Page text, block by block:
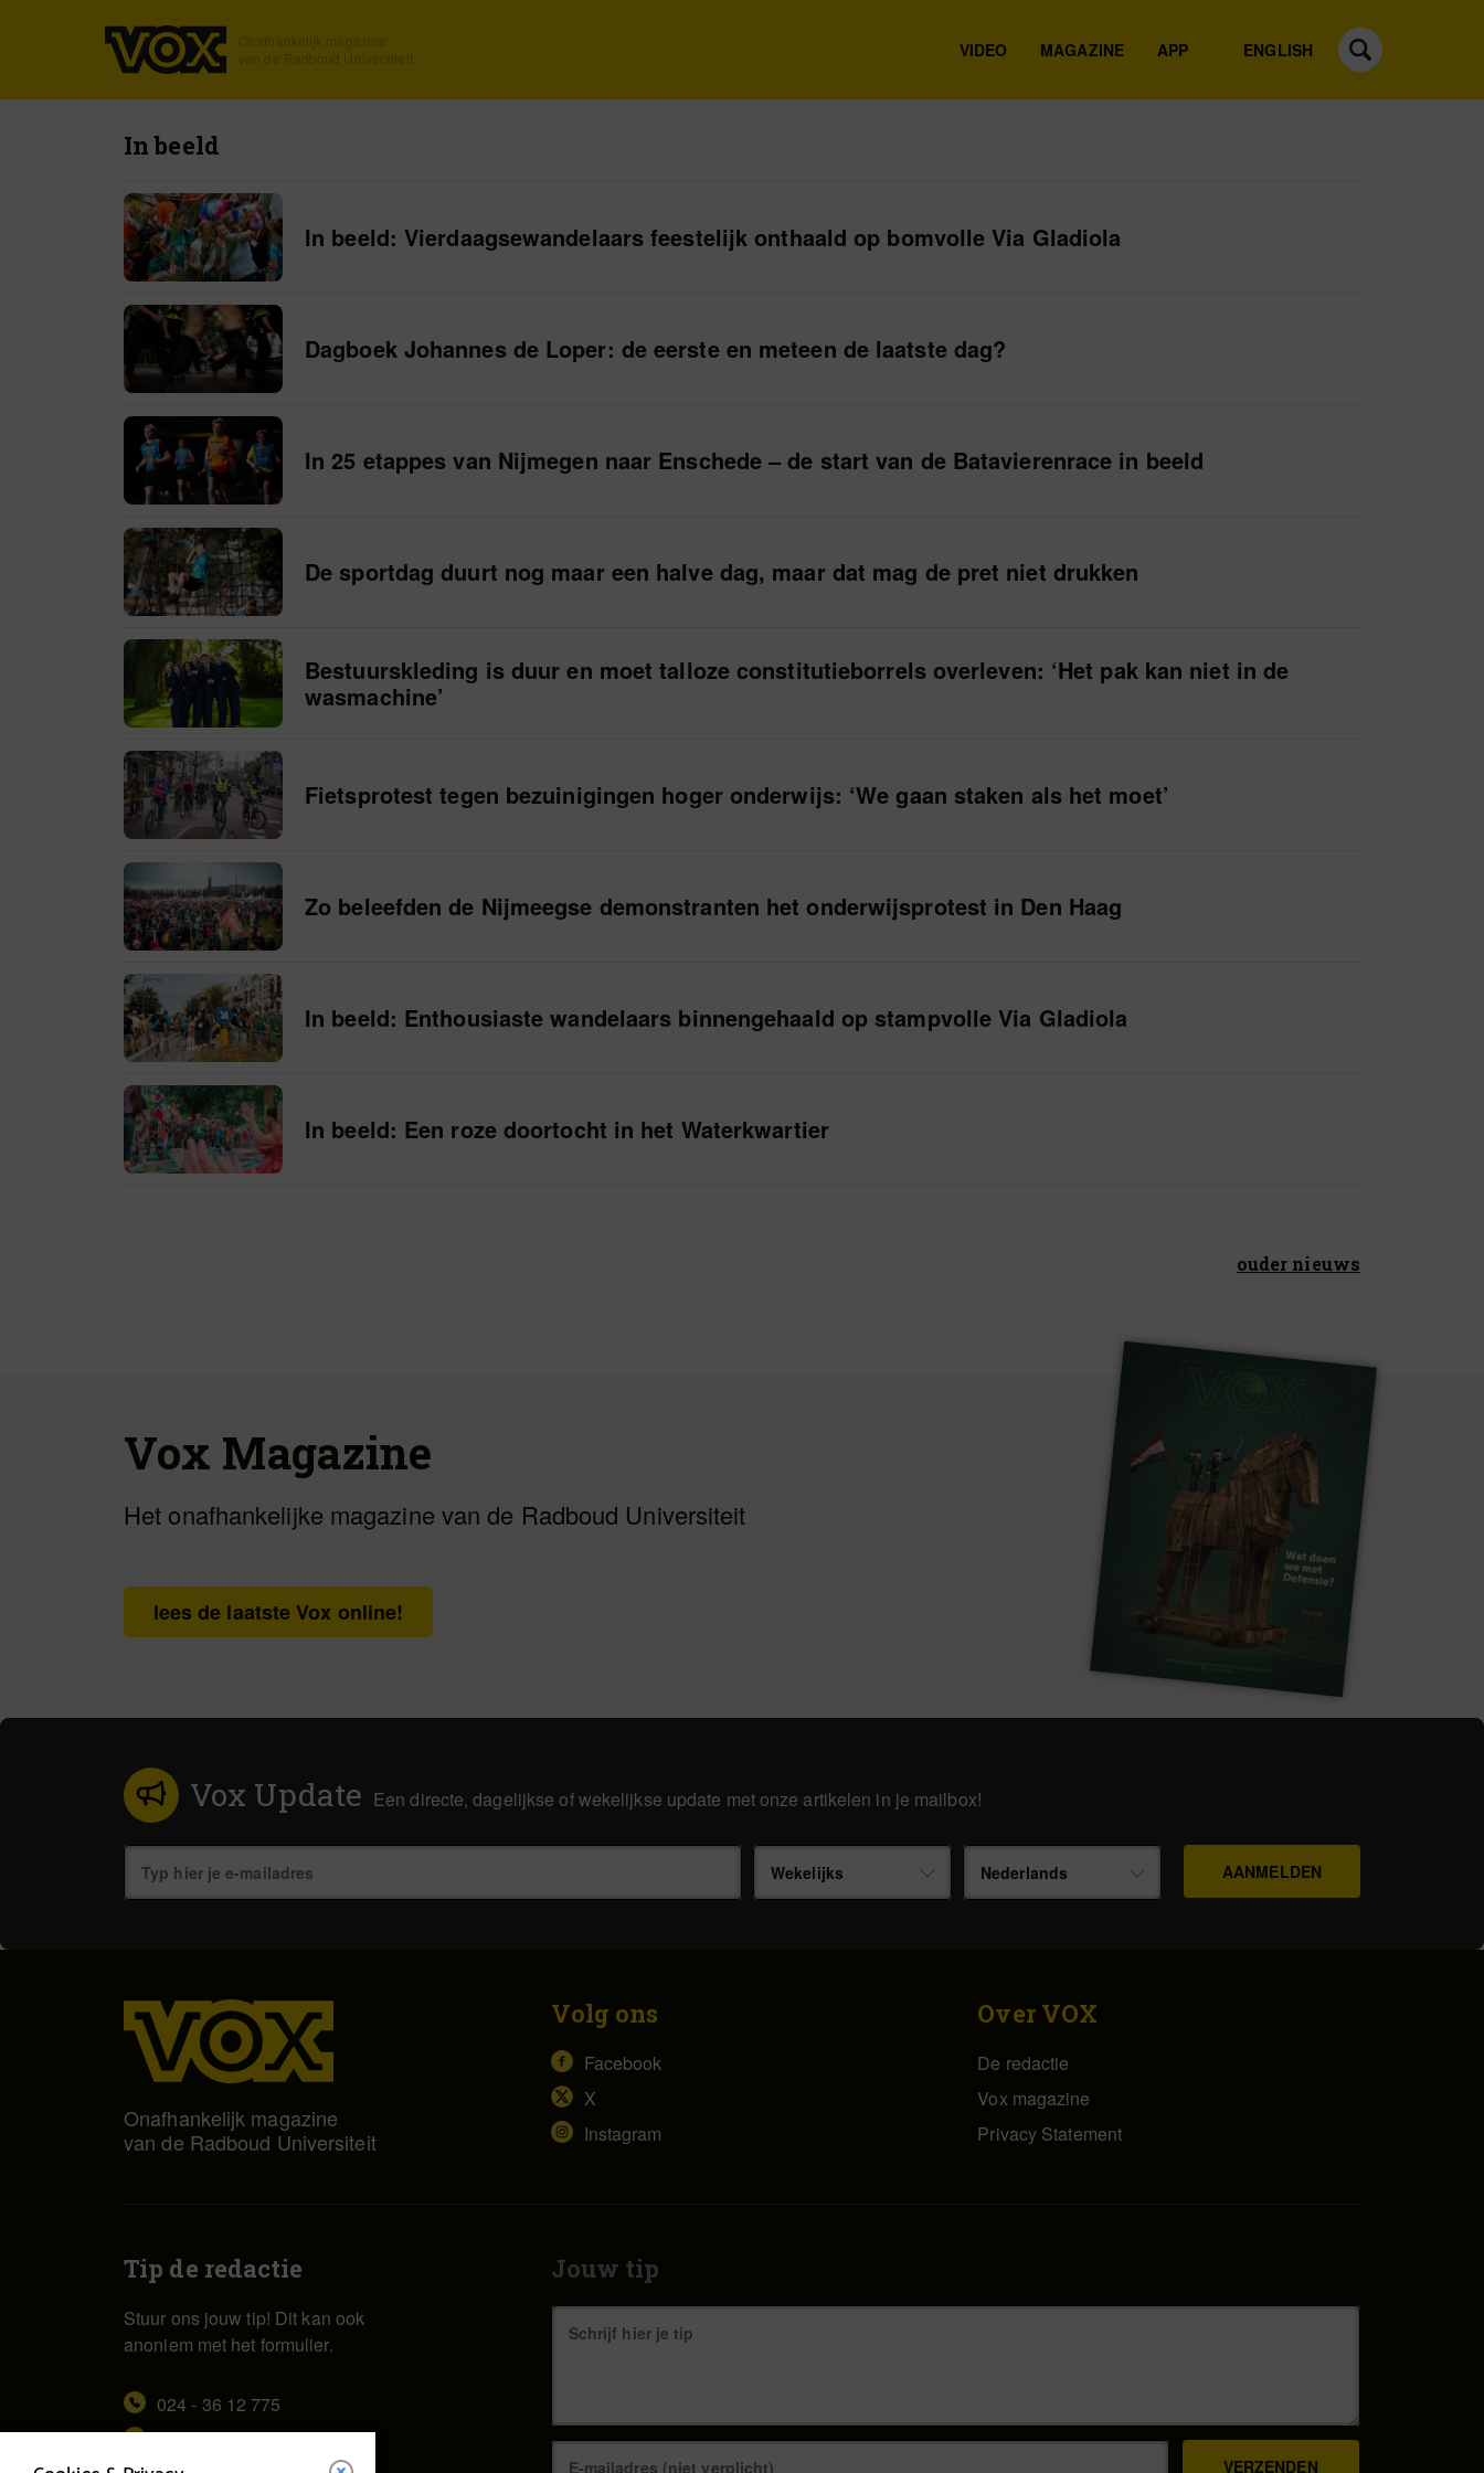
ENGLISH
VIDEO MAGAZINE APP
In beeld
In beeld: Vierdaagsewandelaars feestelijk onthaald op bomvolle Via Gladiola
Dagboek Johannes de Loper: de eerste en meteen de laatste dag?
In 25 etappes van Nijmegen naar Enschede – de start van de Batavierenrace in beeld
De sportdag duurt nog maar een halve dag, maar dat mag de pret niet drukken
Bestuurskleding is duur en moet talloze constitutieborrels overleven: ‘Het pak kan niet in de
wasmachine’
Fietsprotest tegen bezuinigingen hoger onderwijs: ‘We gaan staken als het moet’
Zo beleefden de Nijmeegse demonstranten het onderwijsprotest in Den Haag
In beeld: Enthousiaste wandelaars binnengehaald op stampvolle Via Gladiola
In beeld: Een roze doortocht in het Waterkwartier
ouder nieuws
Vox Magazine
Het onafhankelijke magazine van de Radboud Universiteit
lees de laatste Vox online!
Vox Update Een directe, dagelijkse of wekelijkse update met onze artikelen in je mailbox!
Wekelijks Nederlands
Onafhankelijk magazine
van de Radboud Universiteit
Volg ons
Facebook
X
Instagram
Over VOX
De redactie
Vox magazine
Privacy Statement
Tip de redactie
Stuur ons jouw tip! Dit kan ook
anoniem met het formulier.
024 - 36 12 775
redactie@vox.ru.nl
Jouw tip